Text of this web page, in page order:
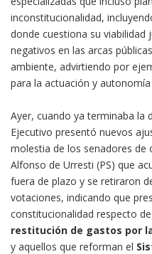
inconstitucionalidad,
donde cuestiona su viabilidad
negativos en las arcas
ambiente, advirtiendo por
para la actuación y
Ayer, cuando ya terminaba la
Ejecutivo presentó nuevos
molestia de los senadores de
Alfonso de Urresti (PS) que
fuera de plazo y se retiraron
votaciones, indicando que
constitucionalidad respecto
restitución de gastos por
y aquellos que reforman el